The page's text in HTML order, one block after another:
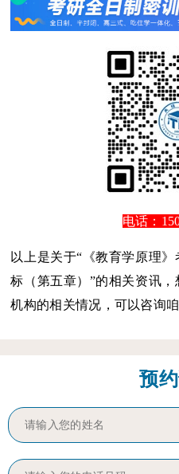
电话：
以上是关于“《教育学原理
标（第五章）”的相关资讯
机构的相关情况，可以咨询
预